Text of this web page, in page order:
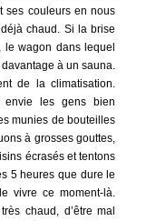
ses couleurs en nous
chaud. Si la brise
wagon dans lequel
à un sauna.
de la climatisation.
envie les gens bien
munies de bouteilles
à grosses gouttes,
écrasés et tentons
5 heures que dure le
vivre ce moment-là.
chaud, d’être mal